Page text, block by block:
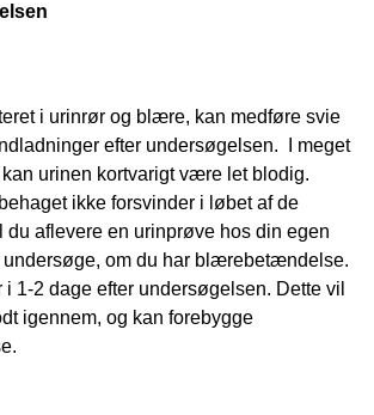
i urinrør og blære, kan medføre svie
efter undersøgelsen.  I meget
urinen kortvarigt være let blodig.
ikke forsvinder i løbet af de
du aflevere en urinprøve hos din egen
om du har blærebetændelse.
i 1-2 dage efter undersøgelsen. Dette vil
igennem, og kan forebygge